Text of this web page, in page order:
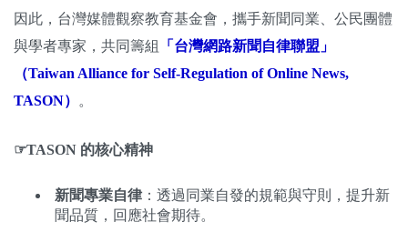
因此，台灣媒體觀察教育基金會，攜手新聞同業、公民團體
與學者專家，共同籌組
「台灣網路新聞自律聯盟」
（Taiwan Alliance for Self-Regulation of Online News,
TASON）
。
☞TASON 的核心精神
新聞專業自律 ：透過同業自發的規範與守則，提升新
聞品質，回應社會期待。